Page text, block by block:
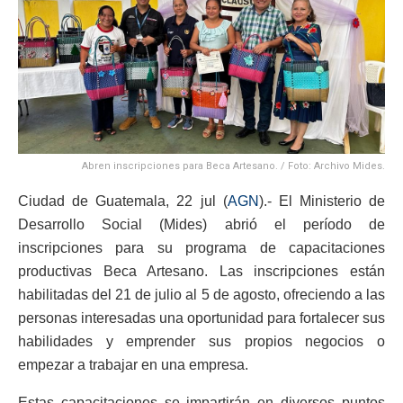
Abren inscripciones para Beca Artesano. / Foto: Archivo Mides.
Ciudad de Guatemala, 22 jul (AGN).- El Ministerio de
Desarrollo Social (Mides) abrió el período de
inscripciones para su programa de capacitaciones
productivas Beca Artesano. Las inscripciones están
habilitadas del 21 de julio al 5 de agosto, ofreciendo a las
personas interesadas una oportunidad para fortalecer sus
habilidades y emprender sus propios negocios o
empezar a trabajar en una empresa.